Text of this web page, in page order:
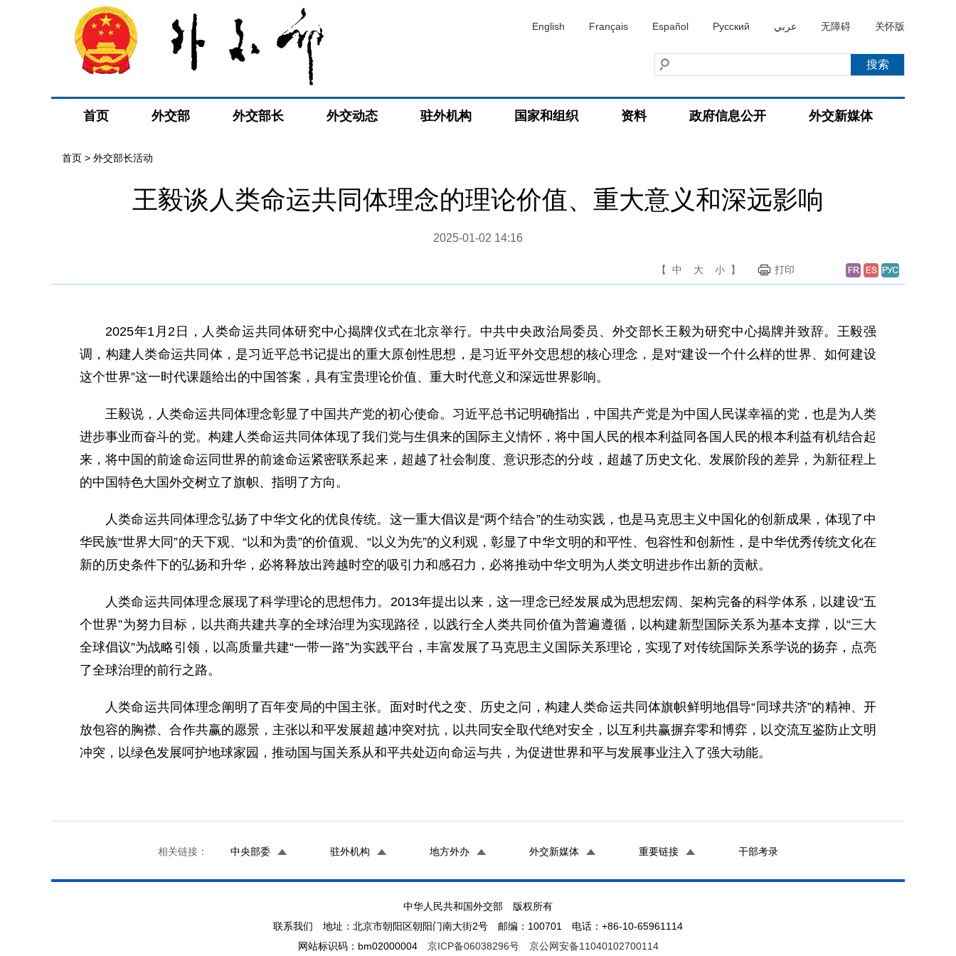
English Français Español Русский عربي 无障碍 关怀版
首页 外交部 外交部长 外交动态 驻外机构 国家和组织 资料 政府信息公开 外交新媒体
首页 > 外交部长活动
王毅谈人类命运共同体理念的理论价值、重大意义和深远影响
2025-01-02 14:16
【 中 大 小 】 打印
2025年1月2日，人类命运共同体研究中心揭牌仪式在北京举行。中共中央政治局委员、外交部长王毅为研究中心揭牌并致辞。王毅强
调，构建人类命运共同体，是习近平总书记提出的重大原创性思想，是习近平外交思想的核心理念，是对“建设一个什么样的世界、如何建设
这个世界”这一时代课题给出的中国答案，具有宝贵理论价值、重大时代意义和深远世界影响。
王毅说，人类命运共同体理念彰显了中国共产党的初心使命。习近平总书记明确指出，中国共产党是为中国人民谋幸福的党，也是为人类
进步事业而奋斗的党。构建人类命运共同体体现了我们党与生俱来的国际主义情怀，将中国人民的根本利益同各国人民的根本利益有机结合起
来，将中国的前途命运同世界的前途命运紧密联系起来，超越了社会制度、意识形态的分歧，超越了历史文化、发展阶段的差异，为新征程上
的中国特色大国外交树立了旗帜、指明了方向。
人类命运共同体理念弘扬了中华文化的优良传统。这一重大倡议是“两个结合”的生动实践，也是马克思主义中国化的创新成果，体现了中
华民族“世界大同”的天下观、“以和为贵”的价值观、“以义为先”的义利观，彰显了中华文明的和平性、包容性和创新性，是中华优秀传统文化在
新的历史条件下的弘扬和升华，必将释放出跨越时空的吸引力和感召力，必将推动中华文明为人类文明进步作出新的贡献。
人类命运共同体理念展现了科学理论的思想伟力。2013年提出以来，这一理念已经发展成为思想宏阔、架构完备的科学体系，以建设“五
个世界”为努力目标，以共商共建共享的全球治理为实现路径，以践行全人类共同价值为普遍遵循，以构建新型国际关系为基本支撑，以“三大
全球倡议”为战略引领，以高质量共建“一带一路”为实践平台，丰富发展了马克思主义国际关系理论，实现了对传统国际关系学说的扬弃，点亮
了全球治理的前行之路。
人类命运共同体理念阐明了百年变局的中国主张。面对时代之变、历史之问，构建人类命运共同体旗帜鲜明地倡导“同球共济”的精神、开
放包容的胸襟、合作共赢的愿景，主张以和平发展超越冲突对抗，以共同安全取代绝对安全，以互利共赢摒弃零和博弈，以交流互鉴防止文明
冲突，以绿色发展呵护地球家园，推动国与国关系从和平共处迈向命运与共，为促进世界和平与发展事业注入了强大动能。
相关链接： 中央部委 驻外机构 地方外办 外交新媒体 重要链接 干部考录
中华人民共和国外交部 版权所有
联系我们 地址：北京市朝阳区朝阳门南大街2号 邮编：100701 电话：+86-10-65961114
网站标识码：bm02000004 京ICP备06038296号 京公网安备11040102700114